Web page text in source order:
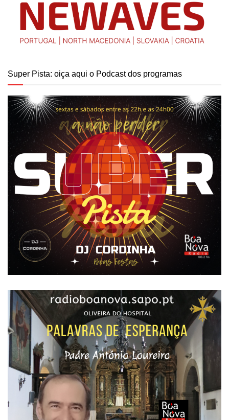
Super Pista: oiça aqui o Podcast dos programas